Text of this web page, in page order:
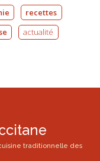
recettes
actualité
traditionnelle des